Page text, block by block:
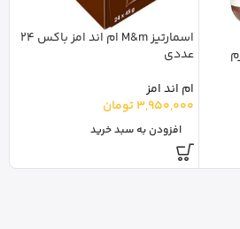
اسمارتیز M&m ام اند امز باکس 24
عددی
ام اند امز
3,950,000تومان
افزودن به سبد خرید